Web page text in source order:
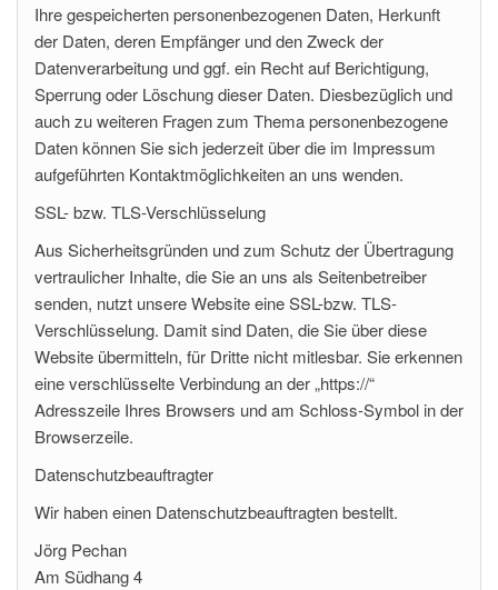
Ihre gespeicherten personenbezogenen Daten, Herkunft
der Daten, deren Empfänger und den Zweck der
Datenverarbeitung und ggf. ein Recht auf Berichtigung,
Sperrung oder Löschung dieser Daten. Diesbezüglich und
auch zu weiteren Fragen zum Thema personenbezogene
Daten können Sie sich jederzeit über die im Impressum
aufgeführten Kontaktmöglichkeiten an uns wenden.
SSL- bzw. TLS-Verschlüsselung
Aus Sicherheitsgründen und zum Schutz der Übertragung
vertraulicher Inhalte, die Sie an uns als Seitenbetreiber
senden, nutzt unsere Website eine SSL-bzw. TLS-
Verschlüsselung. Damit sind Daten, die Sie über diese
Website übermitteln, für Dritte nicht mitlesbar. Sie erkennen
eine verschlüsselte Verbindung an der „https://“
Adresszeile Ihres Browsers und am Schloss-Symbol in der
Browserzeile.
Datenschutzbeauftragter
Wir haben einen Datenschutzbeauftragten bestellt.
Jörg Pechan
Am Südhang 4